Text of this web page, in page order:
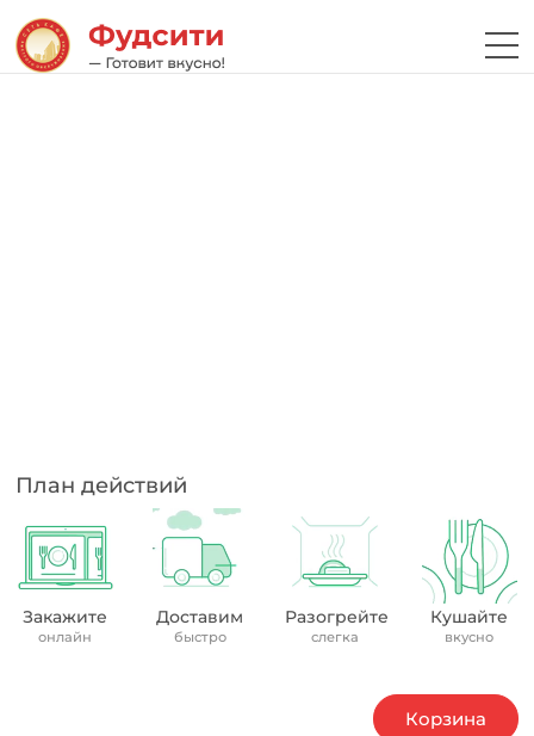
План действий
Закажите
онлайн
Доставим
быстро
Разогрейте
слегка
Кушайте
вкусно
Корзина